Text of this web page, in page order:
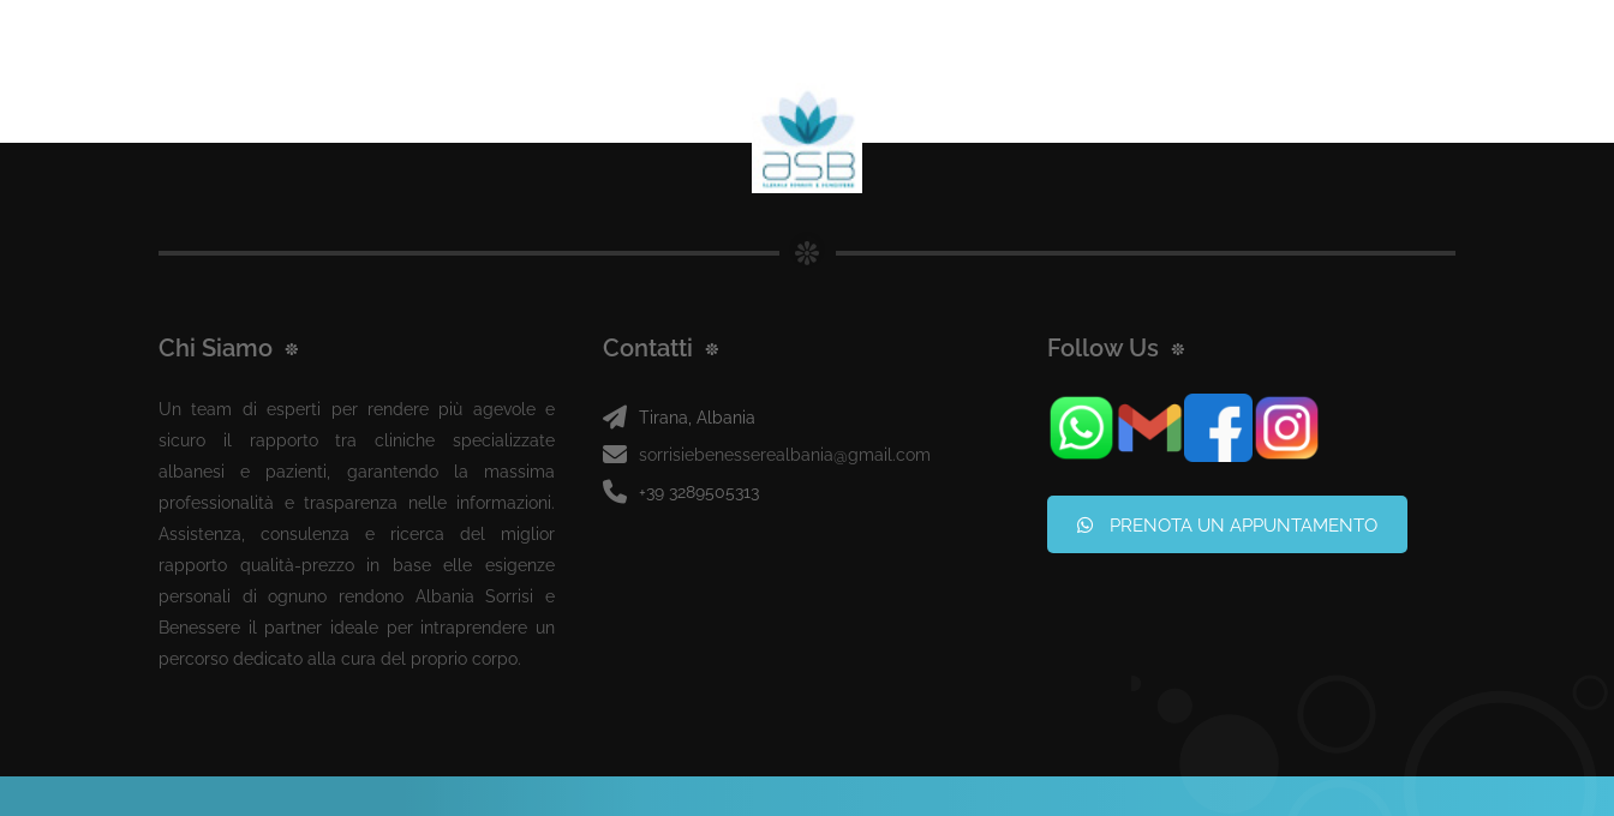
Chi Siamo
Un team di esperti per rendere più agevole e
sicuro il rapporto tra cliniche specializzate
albanesi e pazienti, garantendo la massima
professionalità e trasparenza nelle informazioni.
Assistenza, consulenza e ricerca del miglior
rapporto qualità-prezzo in base elle esigenze
personali di ognuno rendono Albania Sorrisi e
Benessere il partner ideale per intraprendere un
percorso dedicato alla cura del proprio corpo.
Contatti
Tirana, Albania
sorrisiebenesserealbania@gmail.com
+39 3289505313
Follow Us
PRENOTA UN APPUNTAMENTO